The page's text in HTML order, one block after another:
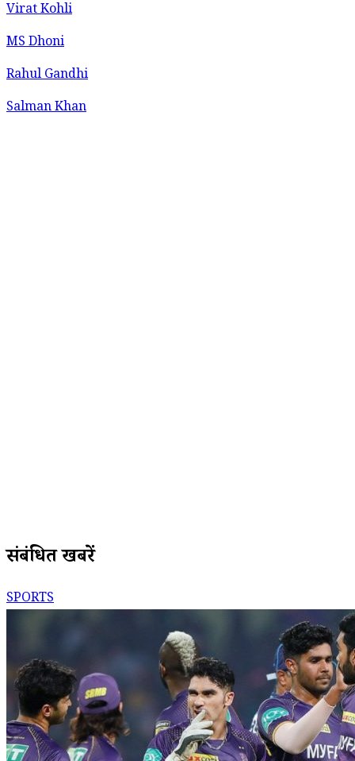
Virat Kohli
MS Dhoni
Rahul Gandhi
Salman Khan
संबंधित खबरें
SPORTS